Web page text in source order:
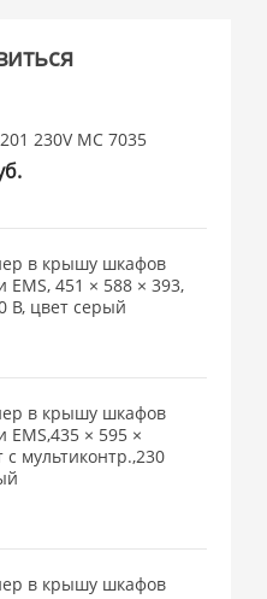
230V MC 7035
в крышу шкафов
EMS, 451 × 588 × 393,
В, цвет серый
в крышу шкафов
EMS,435 × 595 ×
с мультиконтр.,230
в крышу шкафов